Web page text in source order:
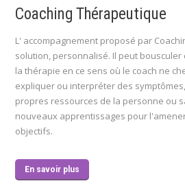
Coaching Thérapeutique
L' accompagnement proposé par
solution, personnalisé. Il peut
la thérapie en ce sens où le coach ne
expliquer ou interpréter des
propres ressources de la personne ou
nouveaux apprentissages pour
objectifs.
En savoir plus